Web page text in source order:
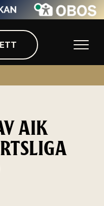
AIK